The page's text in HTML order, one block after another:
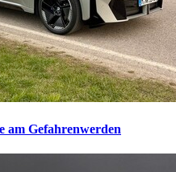
am Gefahrenwerden